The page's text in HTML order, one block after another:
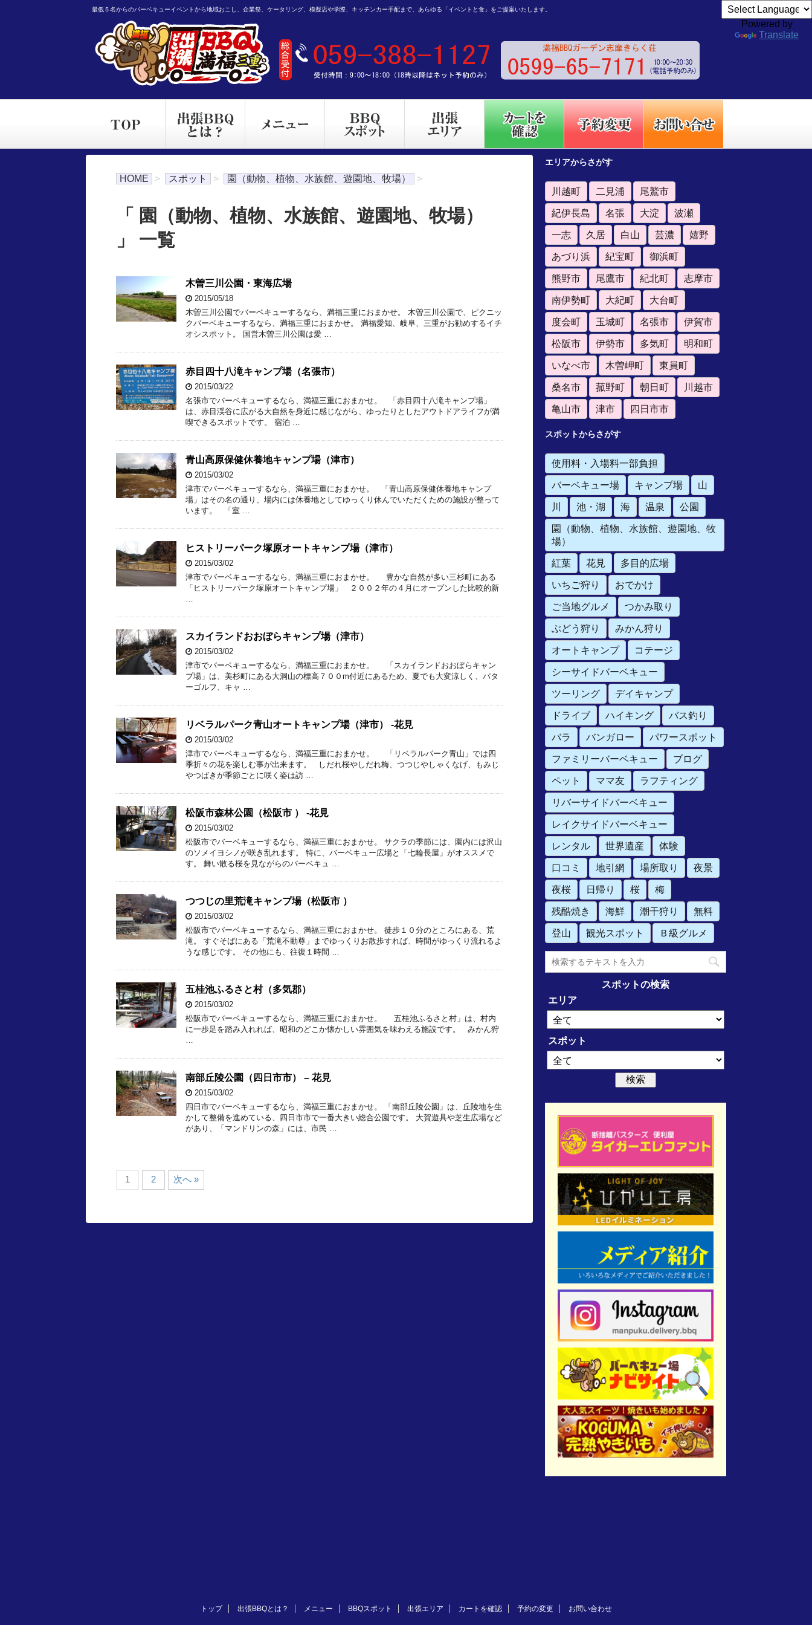
Powered by
Translate
最低５名からのバーベキューイベントから地域おこし、企業祭、ケータリング、模擬店や学際、キッチンカー手配まで、あらゆる「イベントと食」をご提案いたします。
HOME > スポット > 園（動物、植物、水族館、遊園地、牧場） >
「 園（動物、植物、水族館、遊園地、牧場）
」 一覧
木曽三川公園・東海広場
2015/05/18
木曽三川公園でバーベキューするなら、満福三重におまかせ。 木曽三川公園で、ピクニッ
クバーベキューするなら、満福三重におまかせ。 満福愛知、岐阜、三重がお勧めするイチ
オシスポット。 国営木曽三川公園は愛 …
赤目四十八滝キャンプ場（名張市）
2015/03/22
名張市でバーベキューするなら、満福三重におまかせ。 「赤目四十八滝キャンプ場」
は、赤目渓谷に広がる大自然を身近に感じながら、ゆったりとしたアウトドアライフが満
喫できるスポットです。 宿泊 …
青山高原保健休養地キャンプ場（津市）
2015/03/02
津市でバーベキューするなら、満福三重におまかせ。 「青山高原保健休養地キャンプ
場」はその名の通り、場内には休養地としてゆっくり休んでいただくための施設が整って
います。 「室 …
ヒストリーパーク塚原オートキャンプ場（津市）
2015/03/02
津市でバーベキューするなら、満福三重におまかせ。 豊かな自然が多い三杉町にある
「ヒストリーパーク塚原オートキャンプ場」 ２００２年の４月にオープンした比較的新
…
スカイランドおおぼらキャンプ場（津市）
2015/03/02
津市でバーベキューするなら、満福三重におまかせ。 「スカイランドおおぼらキャン
プ場」は、美杉町にある大洞山の標高７００m付近にあるため、夏でも大変涼しく、パタ
ーゴルフ、キャ …
リベラルパーク青山オートキャンプ場（津市） -花見
2015/03/02
津市でバーベキューするなら、満福三重におまかせ。 「リベラルパーク青山」では四
季折々の花を楽しむ事が出来ます。 しだれ桜やしだれ梅、つつじやしゃくなげ、もみじ
やつばきが季節ごとに咲く姿は訪 …
松阪市森林公園（松阪市‎ ） -花見
2015/03/02
松阪市でバーベキューするなら、満福三重におまかせ。 サクラの季節には、園内には沢山
のソメイヨシノが咲き乱れます。 特に、バーベキュー広場と「七輪長屋」がオススメで
す。 舞い散る桜を見ながらのバーベキュ …
つつじの里荒滝キャンプ場（松阪市‎ ）
2015/03/02
松阪市でバーベキューするなら、満福三重におまかせ。 徒歩１０分のところにある、荒
滝。 すぐそばにある「荒滝不動尊」までゆっくりお散歩すれば、時間がゆっくり流れるよ
うな感じです。 その他にも、往復１時間 …
五桂池ふるさと村（多気郡）
2015/03/02
松阪市でバーベキューするなら、満福三重におまかせ。 五桂池ふるさと村」は、村内
に一歩足を踏み入れれば、昭和のどこか懐かしい雰囲気を味わえる施設です。 みかん狩
…
南部丘陵公園（四日市市） – 花見
2015/03/02
四日市でバーベキューするなら、満福三重におまかせ。 「南部丘陵公園」は、丘陵地を生
かして整備を進めている、四日市市で一番大きい総合公園です。 大賀遊具や芝生広場など
があり、「マンドリンの森」には、市民 …
1 2 次へ »
エリアからさがす
川越町 二見浦
尾鷲市
紀伊長島
名張 大淀
波瀬
一志
久居 白山 芸濃
嬉野
あづり浜
紀宝町
御浜町
熊野市
尾鷹市 紀北町
志摩市
南伊勢町
大紀町
大台町
度会町
玉城町 名張市
伊賀市
松阪市
伊勢市 多気町
明和町
いなべ市
木曽岬町
東員町
桑名市
菰野町 朝日町
川越市
亀山市
津市 四日市市
スポットからさがす
使用料・入場料一部負担
バーベキュー場
キャンプ場
山
川
池・湖 海 温泉
公園
園（動物、植物、水族館、遊園地、牧
場）
紅葉
花見
多目的広場
いちご狩り
おでかけ
ご当地グルメ
つかみ取り
ぶどう狩り
みかん狩り
オートキャンプ
コテージ
シーサイドバーベキュー
ツーリング
デイキャンプ
ドライブ
ハイキング
バス釣り
バラ
バンガロー
パワースポット
ファミリーバーベキュー
ブログ
ペット
ママ友
ラフティング
リバーサイドバーベキュー
レイクサイドバーベキュー
レンタル
世界遺産
体験
口コミ
地引網 場所取り
夜景
夜桜
日帰り 桜
梅
残酷焼き
海鮮 潮干狩り
無料
登山
観光スポット Ｂ級グルメ
スポットの検索
エリア
スポット
トップ 出張BBQとは？ メニュー BBQスポット 出張エリア カートを確認 予約の変更 お問い合わせ